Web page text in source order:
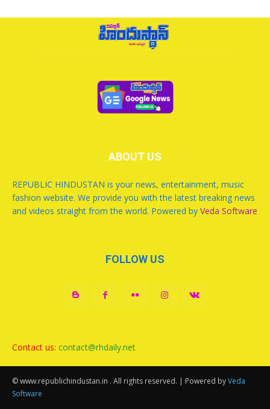
ABOUT US
REPUBLIC HINDUSTAN is your news, entertainment, music
fashion website. We provide you with the latest breaking news
and videos straight from the world. Powered by Veda Software
FOLLOW US
Contact us: contact@rhdaily.net
© www.republichindustan.in . All rights reserved. | Powered byVeda
Software